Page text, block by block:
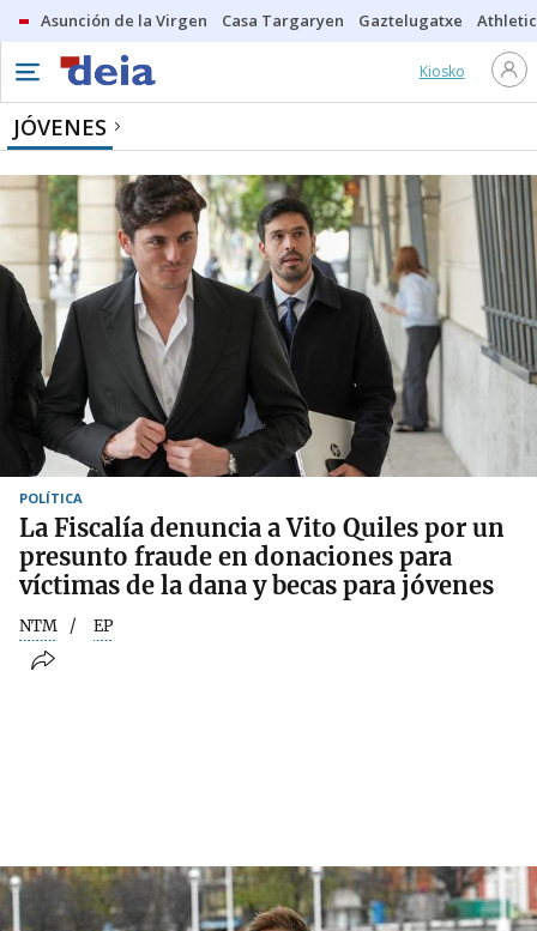
Asunción de la Virgen Casa Targaryen Gaztelugatxe Athletic
Kiosko
JÓVENES
POLÍTICA
La Fiscalía denuncia a Vito Quiles por un
presunto fraude en donaciones para
víctimas de la dana y becas para jóvenes
NTM EP